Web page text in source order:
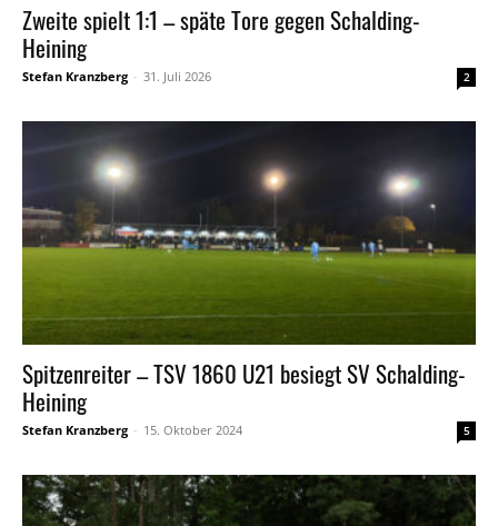
Zweite spielt 1:1 – späte Tore gegen Schalding-
Heining
Stefan Kranzberg - 31. Juli 2026 2
Spitzenreiter – TSV 1860 U21 besiegt SV Schalding-
Heining
Stefan Kranzberg - 15. Oktober 2024 5